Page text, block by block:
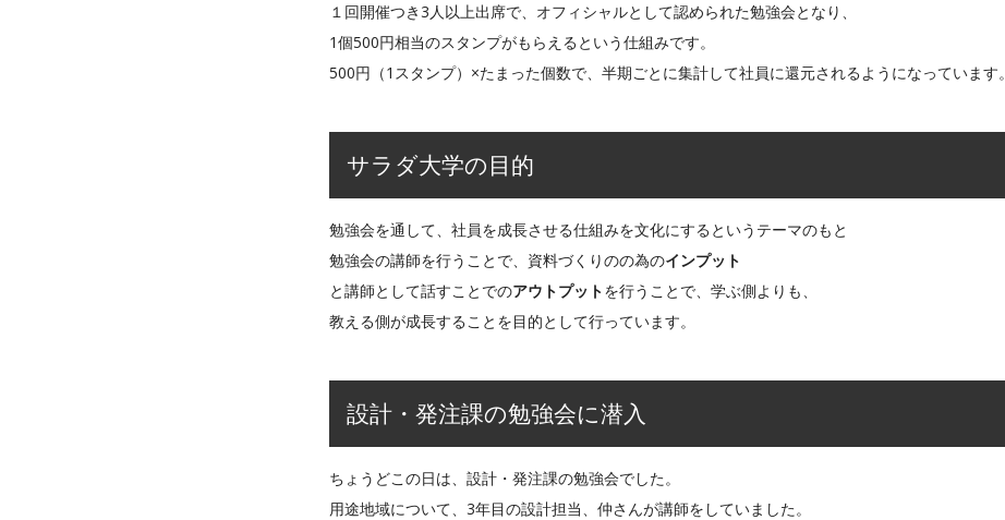
１回開催つき3人以上出席で、オフィシャルとして認められた勉強会となり、
1個500円相当のスタンプがもらえるという仕組みです。
500円（1スタンプ）×たまった個数で、半期ごとに集計して社員に還元されるようになっています。
サラダ大学の目的
勉強会を通して、社員を成長させる仕組みを文化にするというテーマのもと
勉強会の講師を行うことで、資料づくりのの為のインプット
と講師として話すことでのアウトプットを行うことで、学ぶ側よりも、
教える側が成長することを目的として行っています。
設計・発注課の勉強会に潜入
ちょうどこの日は、設計・発注課の勉強会でした。
用途地域について、3年目の設計担当、仲さんが講師をしていました。